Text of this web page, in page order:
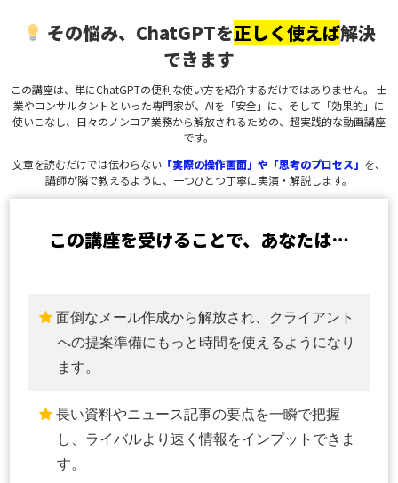
その悩み、ChatGPTを正しく使えば解決
できます
この講座は、単にChatGPTの便利な使い方を紹介するだけではありません。 士
業やコンサルタントといった専門家が、AIを「安全」に、そして「効果的」に
使いこなし、日々のノンコア業務から解放されるための、超実践的な動画講座
です。
文章を読むだけでは伝わらない 「実際の操作画面」や「思考のプロセス」 を、
講師が隣で教えるように、一つひとつ丁寧に実演・解説します。
この講座を受けることで、あなたは…
面倒なメール作成から解放され、クライアント
への提案準備にもっと時間を使えるようになり
ます。
長い資料やニュース記事の要点を一瞬で把握
し、ライバルより速く情報をインプットできま
す。